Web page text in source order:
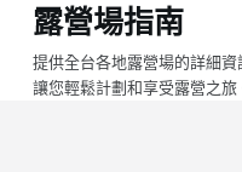
跳
至
主
露營場指南
提供全台各地露營場的詳細資
讓您輕鬆計劃和享受露營之旅